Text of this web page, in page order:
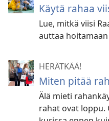
Käytä rahaa
Lue, mitkä viisi
auttaa
HERÄTKÄÄ!
Miten pitää
Älä mieti
rahat ovat loppu.